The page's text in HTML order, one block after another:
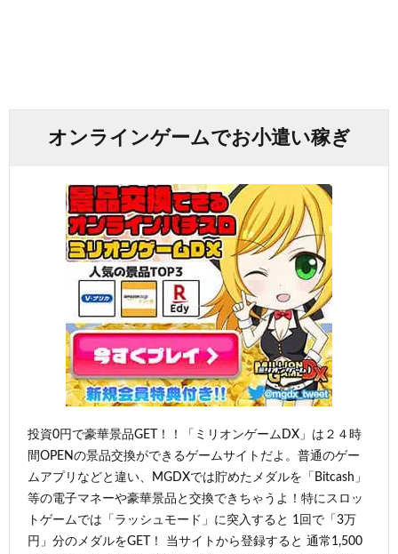
オンラインゲームでお小遣い稼ぎ
投資0円で豪華景品GET！！「ミリオンゲームDX」は２４時
間OPENの景品交換ができるゲームサイトだよ。普通のゲー
ムアプリなどと違い、MGDXでは貯めたメダルを「Bitcash」
等の電子マネーや豪華景品と交換できちゃうよ！特にスロッ
トゲームでは「ラッシュモード」に突入すると 1回で「3万
円」分のメダルをGET！ 当サイトから登録すると 通常1,500